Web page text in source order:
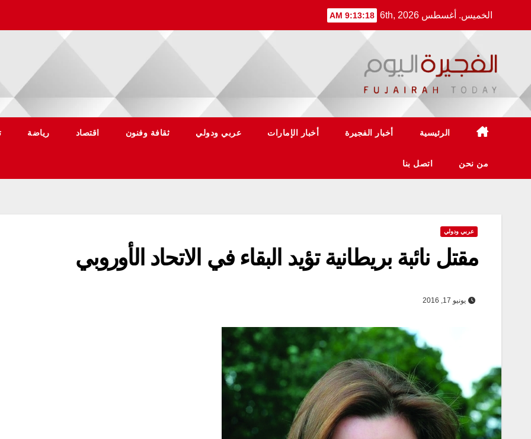
الخميس. أغسطس 6th, 2026 9:13:18 AM
الرئيسية أخبار الفجيرة أخبار الإمارات عربي ودولي ثقافة وفنون اقتصاد رياضة
من نحن اتصل بنا
عربي ودولي
مقتل نائبة بريطانية تؤيد البقاء في الاتحاد الأوروبي
يونيو 17, 2016